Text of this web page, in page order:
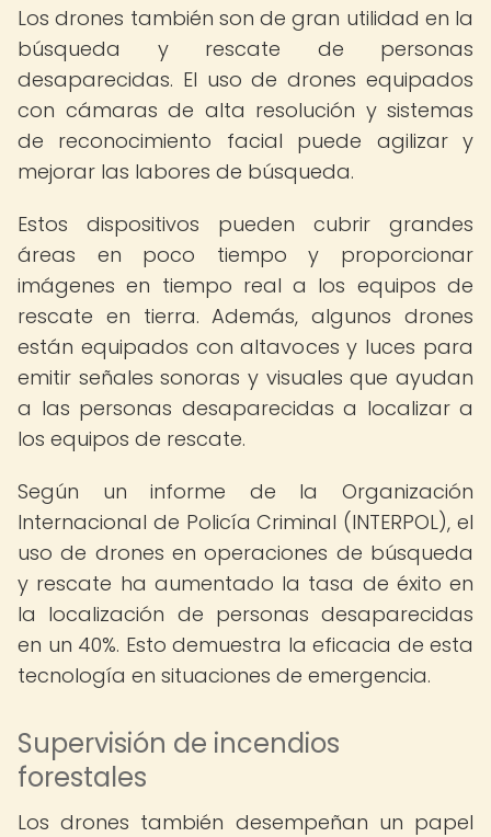
Los drones también son de gran utilidad en la
búsqueda y rescate de personas
desaparecidas. El uso de drones equipados
con cámaras de alta resolución y sistemas
de reconocimiento facial puede agilizar y
mejorar las labores de búsqueda.
Estos dispositivos pueden cubrir grandes
áreas en poco tiempo y proporcionar
imágenes en tiempo real a los equipos de
rescate en tierra. Además, algunos drones
están equipados con altavoces y luces para
emitir señales sonoras y visuales que ayudan
a las personas desaparecidas a localizar a
los equipos de rescate.
Según un informe de la Organización
Internacional de Policía Criminal (INTERPOL), el
uso de drones en operaciones de búsqueda
y rescate ha aumentado la tasa de éxito en
la localización de personas desaparecidas
en un 40%. Esto demuestra la eficacia de esta
tecnología en situaciones de emergencia.
Supervisión de incendios
forestales
Los drones también desempeñan un papel